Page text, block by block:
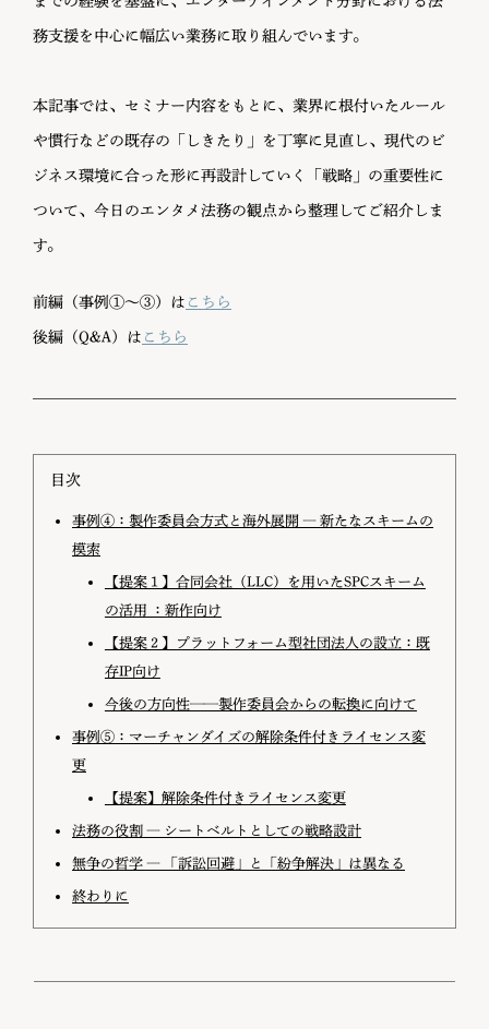
務支援を中心に幅広い業務に取り組んでいます。
本記事では、セミナー内容をもとに、業界に根付いたルール
や慣行などの既存の「しきたり」を丁寧に見直し、現代のビ
ジネス環境に合った形に再設計していく「戦略」の重要性に
ついて、今日のエンタメ法務の観点から整理してご紹介しま
す。
前編（事例①～③）は こちら
後編（Q&A）は こちら
目次
事例④：製作委員会方式と海外展開 ― 新たなスキームの
模索
【提案１】合同会社（LLC）を用いたSPCスキーム
の活用 ：新作向け
【提案２】プラットフォーム型社団法人の設立：既
存IP向け
今後の方向性——製作委員会からの転換に向けて
事例⑤：マーチャンダイズの解除条件付きライセンス変
更
【提案】解除条件付きライセンス変更
法務の役割 ― シートベルトとしての戦略設計
無争の哲学 ― 「訴訟回避」と「紛争解決」は異なる
終わりに